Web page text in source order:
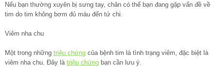
Nếu bạn thường xuyên bị sưng tay, chân có thể bạn đang gặp vấn đề về
tim do tim không bơm đủ máu đến tứ chi.
Viêm nha chu
Một trong những triệu chứng của bệnh tim là tình trạng viêm, đặc biệt là
viêm nha chu. Đây là triệu chứng bạn cần lưu ý.